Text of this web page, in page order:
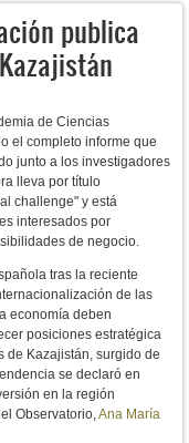
publica
de Ciencias
el completo informe que
junto a los investigadores
lleva por título
challenge" y está
interesados por
de negocio.
tras la reciente
de las
economía deben
posiciones estratégica
de Kazajistán, surgido de
se declaró en
en la región
Observatorio,Ana María